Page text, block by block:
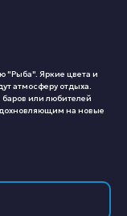
"Рыба". Яркие цвета и
атмосферу отдыха.
или любителей
на новые